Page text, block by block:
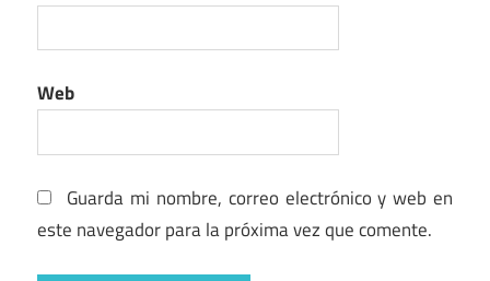
Web
Guarda mi nombre, correo electrónico y web en
este navegador para la próxima vez que comente.